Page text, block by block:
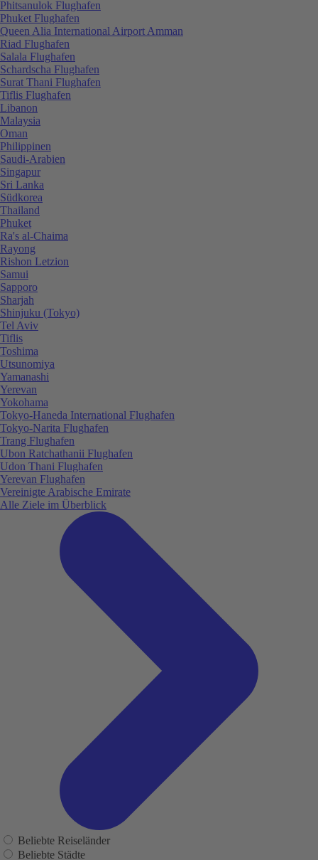
Phitsanulok Flughafen
Phuket Flughafen
Queen Alia International Airport Amman
Riad Flughafen
Salala Flughafen
Schardscha Flughafen
Surat Thani Flughafen
Tiflis Flughafen
Libanon
Malaysia
Oman
Philippinen
Saudi-Arabien
Singapur
Sri Lanka
Südkorea
Thailand
Phuket
Ra's al-Chaima
Rayong
Rishon Letzion
Samui
Sapporo
Sharjah
Shinjuku (Tokyo)
Tel Aviv
Tiflis
Toshima
Utsunomiya
Yamanashi
Yerevan
Yokohama
Tokyo-Haneda International Flughafen
Tokyo-Narita Flughafen
Trang Flughafen
Ubon Ratchathanii Flughafen
Udon Thani Flughafen
Yerevan Flughafen
Vereinigte Arabische Emirate
Alle Ziele im Überblick
Beliebte Reiseländer
Beliebte Städte